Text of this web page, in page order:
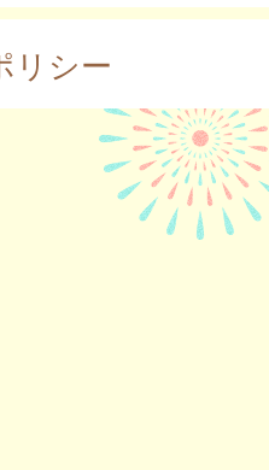
リシー